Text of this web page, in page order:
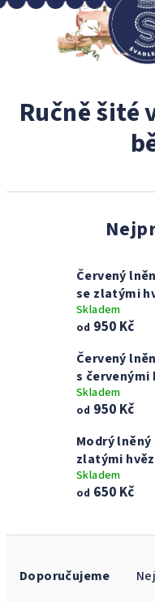
Přejít
Ručně šité
Červený
se zlatými
Skladem
od 950 Kč
Červený
s červenými
Skladem
od 950 Kč
Modrý
zlatými
Skladem
od 650 Kč
Doporučujeme